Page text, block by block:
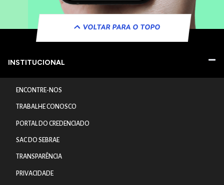
VOLTAR PARA O TOPO
INSTITUCIONAL
ENCONTRE-NOS
TRABALHE CONOSCO
PORTAL DO CREDENCIADO
SAC DO SEBRAE
TRANSPARÊNCIA
PRIVACIDADE